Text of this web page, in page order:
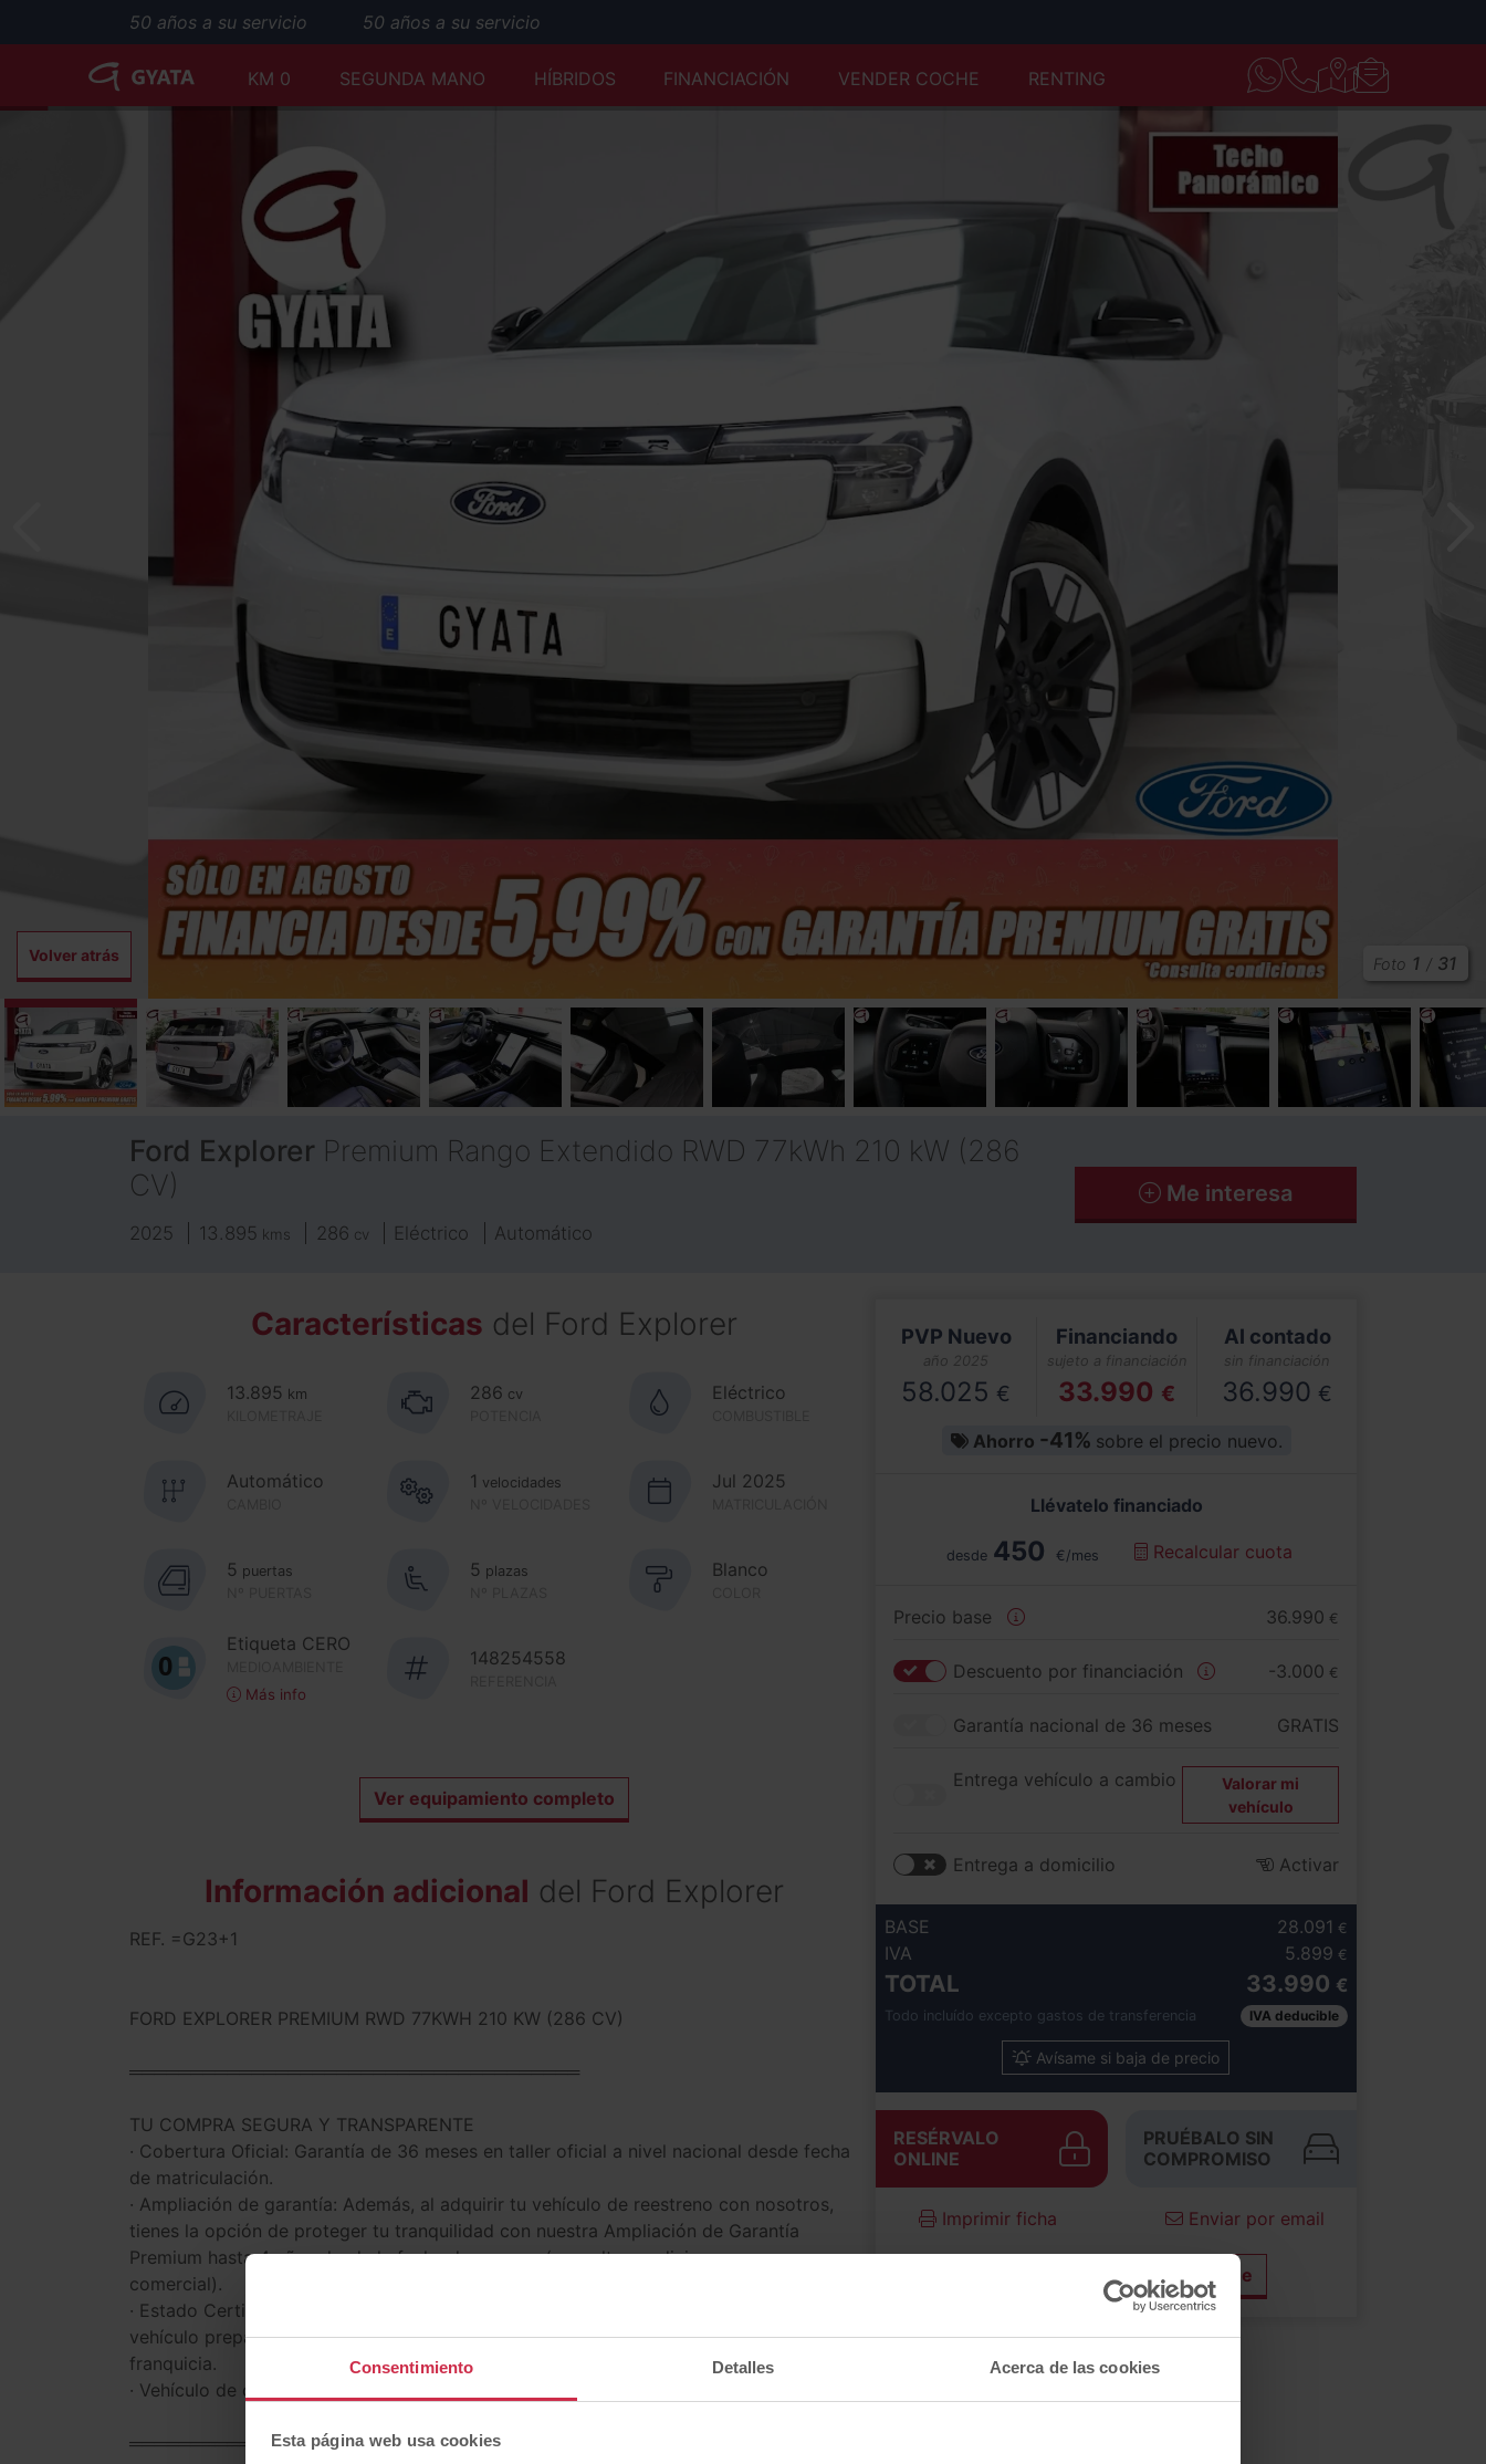
Consentimiento Detalles Acerca de las cookies
Esta página web usa cookies
50 años a su servicio
50 años a su servicio
KM 0 SEGUNDA MANO HÍBRIDOS FINANCIACIÓN VENDER COCHE RENTING
Volver atrás Foto 1 / 31
Ford Explorer Premium Rango Extendido RWD 77kWh 210 kW (286
CV)
2025 13.895 kms 286 cv Eléctrico Automático
Me interesa
Características del Ford Explorer
13.895 km
286 cv
Eléctrico
Automático 1 velocidades Jul 2025
5 puertas
5 plazas Blanco
Etiqueta CERO
Más info
148254558
Ver equipamiento completo
PVP Nuevo
año 2025
58.025 €
Financiando
sujeto a financiación
33.990 €
Al contado
sin financiación
36.990 €
Ahorro -41% sobre el precio nuevo.
Llévatelo financiado
desde 450 €/mes Recalcular cuota
Precio base 36.990 €
Descuento por financiación -3.000 €
Garantía nacional de 36 meses GRATIS
Entrega vehículo a cambio
Valorar mi
vehículo
Entrega a domicilio Activar
BASE 28.091 €
IVA 5.899 €
TOTAL 33.990 €
Todo incluído excepto gastos de transferencia IVA deducible
Avísame si baja de precio
RESÉRVALO
ONLINE
PRUÉBALO SIN
COMPROMISO
Imprimir ficha Enviar por email
Solicitar vídeo de este coche
Información adicional del Ford Explorer
REF. =G23+1
FORD EXPLORER PREMIUM RWD 77KWH 210 KW (286 CV)
═════════════════════════════════════
TU COMPRA SEGURA Y TRANSPARENTE
· Cobertura Oficial: Garantía de 36 meses en taller oficial a nivel nacional desde fecha
de matriculación.
· Ampliación de garantía: Además, al adquirir tu vehículo de reestreno con nosotros,
tienes la opción de proteger tu tranquilidad con nuestra Ampliación de Garantía
Premium hasta 4 años desde la fecha de compra (consulte condiciones a su asesor
comercial).
· Estado Certificado: Peritación y preparación previa en nuestro taller oficial Ford. Un
vehículo preparado a un nivel tan exigente que puedes asegurarlo a Todo Riesgo sin
franquicia.
· Vehículo de origen nacional.
═════════════════════════════════════